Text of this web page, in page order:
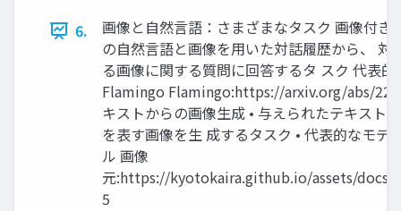
6.
画像と自然言語：さまざまなタスク 画像付き
の自然言語と画像を用いた対話履歴から、 対
る画像に関する質問に回答するタ スク 代表的
Flamingo Flamingo:https://arxiv.org/abs/
キストからの画像生成 • 与えられたテキスト
を表す画像を生 成するタスク • 代表的なモデ
ル 画像
元:https://kyotokaira.github.io/assets/docs/
5